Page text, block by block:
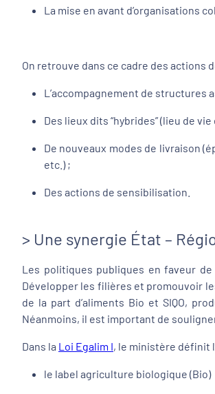
La mise en avant d’organisations
On retrouve dans ce cadre des actions
L’accompagnement de structures
Des lieux dits “hybrides” (lieu de
De nouveaux modes de livraison
etc.) ;
Des actions de sensibilisation.
> Une synergie État –
Les politiques publiques en faveur
Développer les filières et promouvoir
de la part d’aliments Bio et SIQO,
Néanmoins, il est important de
Dans la Loi Egalim I, le ministère définit
le label agriculture biologique (Bio)